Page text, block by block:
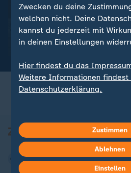
Gesellschaft | Volle Kanne
Piriformis-Syndrom: Wenn
Sitzen schmerzt
Video4:53
Zwecken du deine
welchen nicht. Deine
kannst du jederzeit mit
in deinen Einstellungen
Hier findest du das
Weitere Informationen findest
Datenschutzerklärung.
Zustimmen
Ablehnen
Einstellen